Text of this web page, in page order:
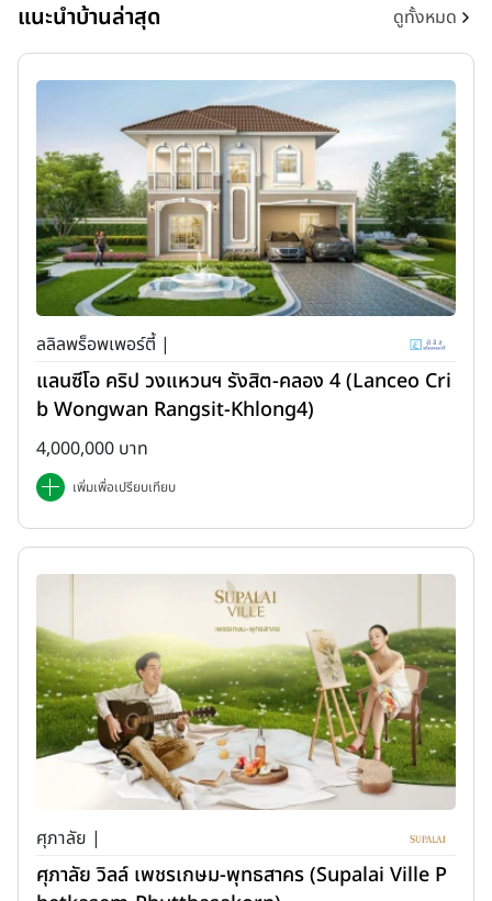
แนะนำบ้านล่าสุด ดูทั้งหมด
ลลิลพร็อพเพอร์ตี้ |
แลนซีโอ คริป วงแหวนฯ รังสิต-คลอง 4 (Lanceo Cri
b Wongwan Rangsit-Khlong4)
4,000,000 บาท
เพิ่มเพื่อเปรียบเทียบ
ศุภาลัย |
ศุภาลัย วิลล์ เพชรเกษม-พุทธสาคร (Supalai Ville P